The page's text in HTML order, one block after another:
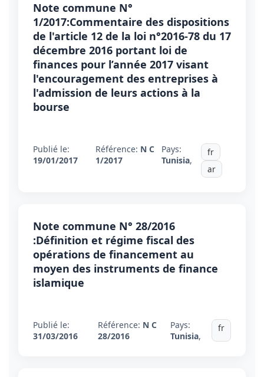
Note commune N°
1/2017:Commentaire des dispositions
de l'article 12 de la loi n°2016-78 du 17
décembre 2016 portant loi de
finances pour l’année 2017 visant
l'encouragement des entreprises à
l'admission de leurs actions à la
bourse
Publié le:
19/01/2017
Référence: N C
1/2017
Pays:
Tunisia,
fr
ar
Note commune N° 28/2016
:Définition et régime fiscal des
opérations de financement au
moyen des instruments de finance
islamique
Publié le:
31/03/2016
Référence: N C
28/2016
Pays:
Tunisia,
fr